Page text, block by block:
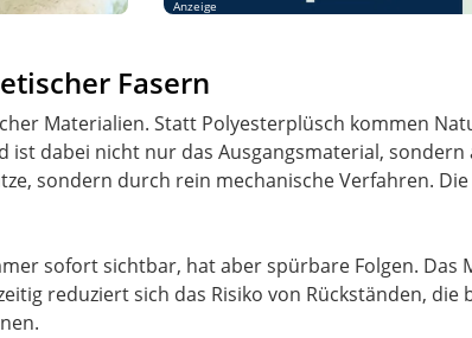
Anzeige
Fasern
Materialien. Statt Polyesterplüsch kommen
ist dabei nicht nur das Ausgangsmaterial,
sondern durch rein mechanische Verfahren.
sofort sichtbar, hat aber spürbare Folgen. Das
reduziert sich das Risiko von Rückständen, die